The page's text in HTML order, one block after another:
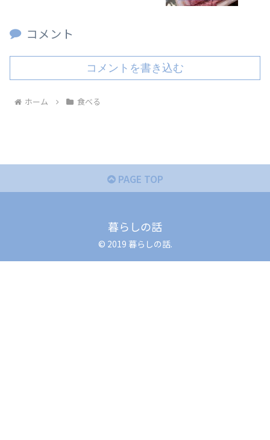
コメント
コメントを書き込む
ホーム 食べる
PAGE TOP
暮らしの話
© 2019 暮らしの話.